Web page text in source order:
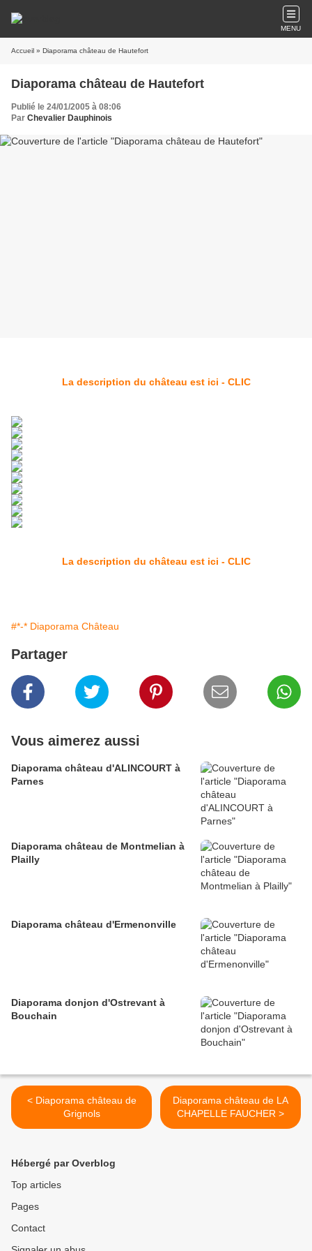
MENU
Accueil » Diaporama château de Hautefort
Diaporama château de Hautefort
Publié le 24/01/2005 à 08:06
Par Chevalier Dauphinois
La description du château est ici - CLIC
La description du château est ici - CLIC
#*-* Diaporama Château
Partager
Vous aimerez aussi
Diaporama château d'ALINCOURT à
Parnes
Diaporama château de Montmelian à
Plailly
Diaporama château d'Ermenonville
Diaporama donjon d'Ostrevant à
Bouchain
< Diaporama château de
Grignols
Diaporama château de LA
CHAPELLE FAUCHER >
Hébergé par Overblog
Top articles
Pages
Contact